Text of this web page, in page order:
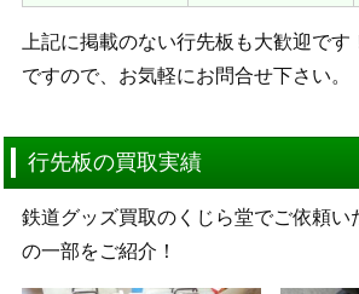
上記に掲載のない行先板も大歓迎で
ですので、お気軽にお問合せ下さい。
行先板の買取実績
鉄道グッズ買取のくじら堂でご依頼い
の一部をご紹介！